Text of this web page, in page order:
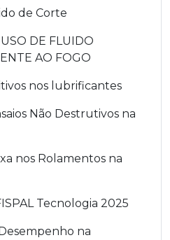
de Corte
DE FLUIDO
AO FOGO
nos lubrificantes
Não Destrutivos na
nos Rolamentos na
Tecnologia 2025
na